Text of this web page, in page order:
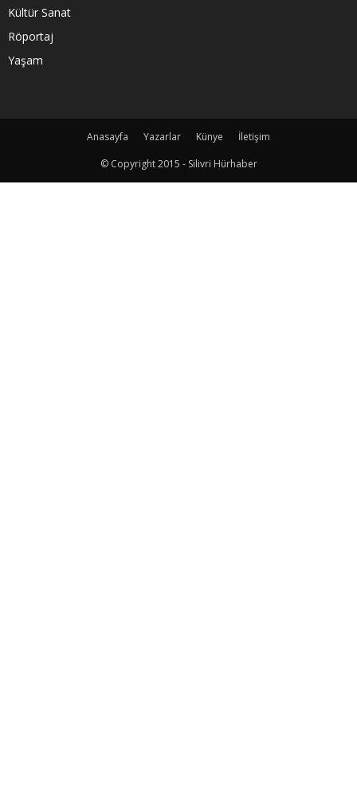
Kültür Sanat
Röportaj
Yaşam
Anasayfa Yazarlar Künye
İletişim
© Copyright 2015 - Silivri Hürhaber